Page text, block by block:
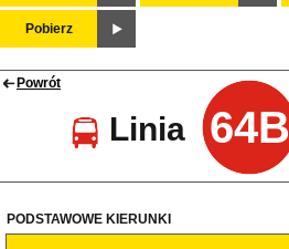
Pobierz
Powrót
Linia 64B
PODSTAWOWE KIERUNKI